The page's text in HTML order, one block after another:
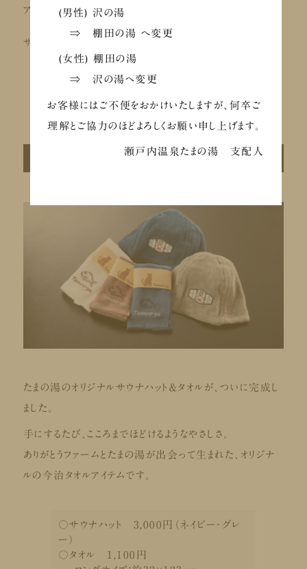
アイスボックス）の3種類を販売中です。
サ飯＆サウナドリンクで「ととのう」の総仕上げをしましょう。
サウナグッズ販売中
たまの湯のオリジナルサウナハット＆タオルが、ついに完成し
ました。
手にするたび、こころまでほどけるようなやさしさ。
ありがとうファームとたまの湯が出会って生まれた、オリジナ
ルの今治タオルアイテムです。
〇サウナハット 3,000円（ネイビー・グレ
ー）
〇タオル 1,100円
(男性) 沢の湯
⇒ 棚田の湯 へ変更
(女性) 棚田の湯
⇒ 沢の湯へ変更
お客様にはご不便をおかけいたしますが、何卒ご
理解とご協力のほどよろしくお願い申し上げます。
瀬戸内温泉たまの湯 支配人